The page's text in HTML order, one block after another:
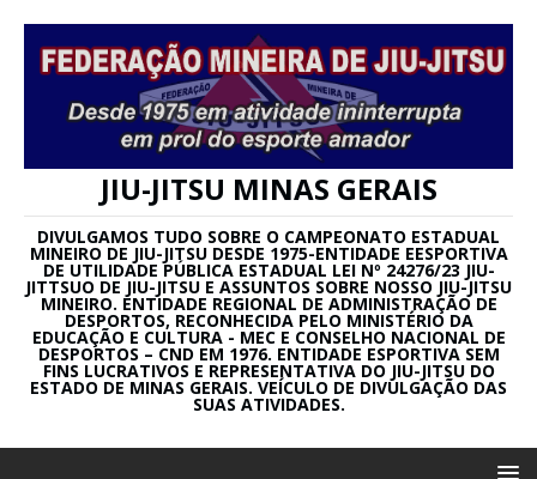
JIU-JITSU MINAS GERAIS
DIVULGAMOS TUDO SOBRE O CAMPEONATO ESTADUAL
MINEIRO DE JIU-JITSU DESDE 1975-ENTIDADE EESPORTIVA
DE UTILIDADE PÚBLICA ESTADUAL LEI Nº 24276/23 JIU-
JITTSUO DE JIU-JITSU E ASSUNTOS SOBRE NOSSO JIU-JITSU
MINEIRO. ENTIDADE REGIONAL DE ADMINISTRAÇÃO DE
DESPORTOS, RECONHECIDA PELO MINISTÉRIO DA
EDUCAÇÃO E CULTURA - MEC E CONSELHO NACIONAL DE
DESPORTOS – CND EM 1976. ENTIDADE ESPORTIVA SEM
FINS LUCRATIVOS E REPRESENTATIVA DO JIU-JITSU DO
ESTADO DE MINAS GERAIS. VEÍCULO DE DIVULGAÇÃO DAS
SUAS ATIVIDADES.